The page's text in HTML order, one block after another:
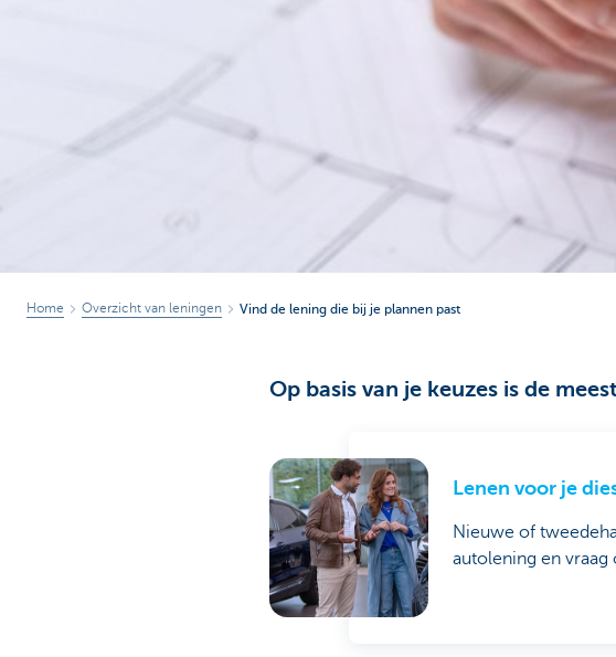
Home Overzicht van leningen Vind de lening die bij je plannen past
Op basis van je keuzes is de
Lenen voor je
Nieuwe of
autolening en vraag